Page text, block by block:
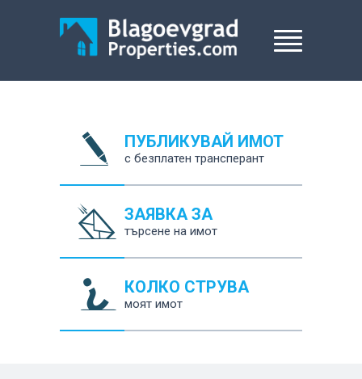
ПУБЛИКУВАЙ ИМОТ
с безплатен трансперант
ЗАЯВКА ЗА
търсене на имот
КОЛКО СТРУВА
моят имот